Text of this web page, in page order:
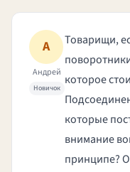
А
Андрей
Новичок
Товарищи,
которое
которые
внимание
принципе?